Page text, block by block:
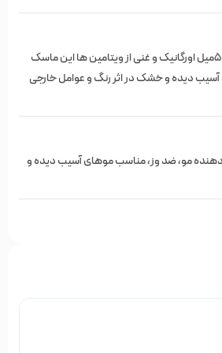
نظیر
مو کراتین آلتر هیر
ماسک مو کراتین آلتر هیر 500‌میل اورگانیک و غنی از ویتامین ها این ماسک
دیده و خشک در اثر رنگ و عوامل خارجی
دهنده مو، ضد وز، مناسب موهای آسیب دیده و